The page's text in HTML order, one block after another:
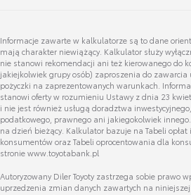
Wyświetl numer
filip.bartnicki@toyotapoznan.pl
Konrad Chabraszewski
Informacje zawarte w kalkulatorze są to dane
mają charakter niewiążący. Kalkulator służy
nie stanowi rekomendacji ani też kierowanego do
jakiejkolwiek grupy osób) zaproszenia do
pożyczki na zaprezentowanych warunkach.
stanowi oferty w rozumieniu Ustawy z dnia 23
i nie jest również usługą doradztwa
podatkowego, prawnego ani jakiegokolwiek
na dzień bieżący. Kalkulator bazuje na Tabeli
konsumentów oraz Tabeli oprocentowania dla
stronie www.toyotabank.pl
Autoryzowany Diler Toyoty zastrzega sobie prawo
uprzedzenia zmian danych zawartych na